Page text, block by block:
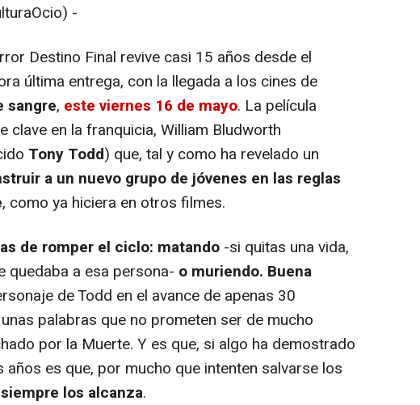
-
Destino Final revive casi 15 años desde el
última entrega, con la llegada a los cines de
sangre, este viernes 16 de mayo. La película
clave en la franquicia, William Bludworth
Tony Todd) que, tal y como ha revelado un
a un nuevo grupo de jóvenes en las reglas
, como ya hiciera en otros filmes.
de romper el ciclo: matando -si quitas una vida,
quedaba a esa persona- o muriendo. Buena
de Todd en el avance de apenas 30
palabras que no prometen ser de mucho
por la Muerte. Y es que, si algo ha demostrado
años es que, por mucho que intenten salvarse los
los alcanza.